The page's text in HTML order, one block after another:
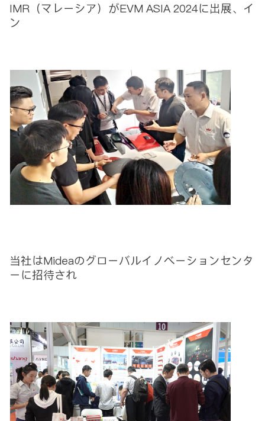
IMR（マレーシア）がEVM ASIA 2024に出展、イ
ン
当社はMideaのグローバルイノベーションセンタ
ーに招待され